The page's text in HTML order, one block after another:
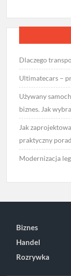
Dlaczego
Ultimatecars –
Używany
biznes. Jak
Jak
praktyczny
Modernizacja
Biznes
Handel
Rozrywka